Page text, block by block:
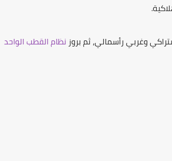
وغربي رأسمالي، ثم بروز نظام القطب الواحد